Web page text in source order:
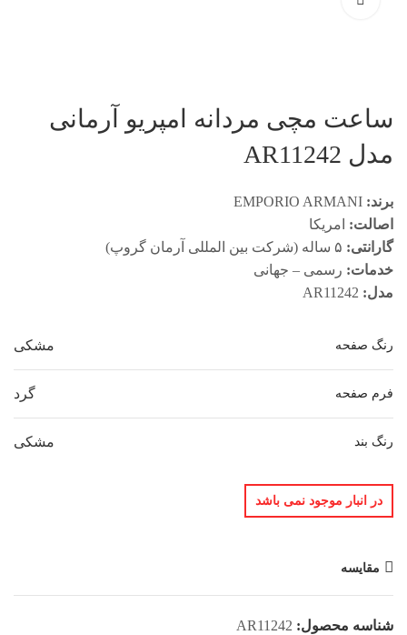
ساعت مچی مردانه امپریو آرمانی
مدل AR11242
برند: EMPORIO ARMANI
اصالت: امریکا
گارانتی:
خدمات: رسمی – جهانی
مدل:
رنگ صفحه مشکی
فرم صفحه گرد
رنگ بند مشکی
در انبار موجود نمی باشد
مقایسه
شناسه محصول: AR11242